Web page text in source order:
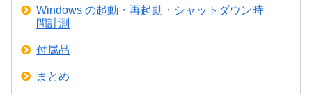
Windows の起動・再起動・シャットダウン時
間計測
付属品
まとめ